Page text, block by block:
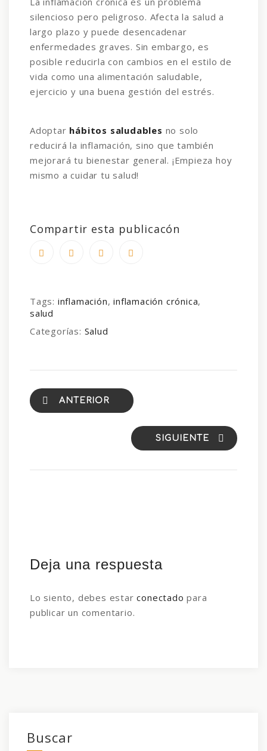
silencioso pero peligroso. Afecta la salud a
largo plazo y puede desencadenar
enfermedades graves. Sin embargo, es
posible reducirla con cambios en el estilo de
vida como una alimentación saludable,
ejercicio y una buena gestión del estrés.
Adoptar hábitos saludables no solo
reducirá la inflamación, sino que también
mejorará tu bienestar general. ¡Empieza hoy
mismo a cuidar tu salud!
Compartir esta publicacón
Tags: inflamación,inflamación crónica,
salud
Categorías: Salud
ANTERIOR
SIGUIENTE
Deja una respuesta
Lo siento, debes estarconectado para
publicar un comentario.
Buscar